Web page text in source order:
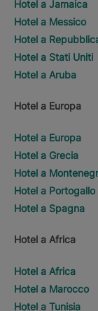
Hotel a Jamaica
Hotel a Messico
Hotel a
Hotel a Stati Uniti
Hotel a Aruba
Hotel a Europa
Hotel a Europa
Hotel a Grecia
Hotel a
Hotel a Portogallo
Hotel a Spagna
Hotel a Africa
Hotel a Africa
Hotel a Marocco
Hotel a Tunisia